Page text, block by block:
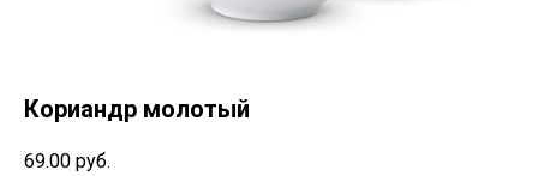
Кориандр молотый
69.00 руб.